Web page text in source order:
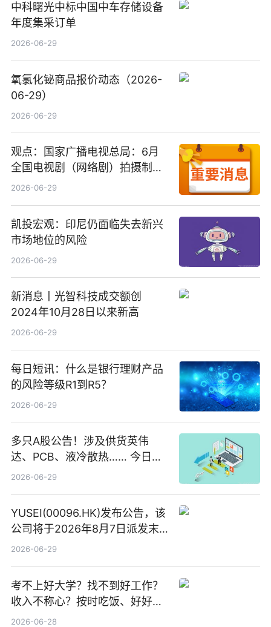
中科曙光中标中国中车存储设备
年度集采订单
2026-06-29
氧氯化铋商品报价动态（2026-
06-29）
2026-06-29
观点：国家广播电视总局：6月
全国电视剧（网络剧）拍摄制作
备案公示剧目197部
2026-06-29
凯投宏观：印尼仍面临失去新兴
市场地位的风险
2026-06-29
新消息丨光智科技成交额创
2024年10月28日以来新高
2026-06-29
每日短讯：什么是银行理财产品
的风险等级R1到R5？
2026-06-29
多只A股公告！涉及供货英伟
达、PCB、液冷散热…… 今日快
讯
2026-06-29
YUSEI(00096.HK)发布公告，该
公司将于2026年8月7日派发末
期股息每股人民币0.013元 每日
2026-06-29
考不上好大学？找不到好工作？
收入不称心？按时吃饭、好好睡
觉
2026-06-28